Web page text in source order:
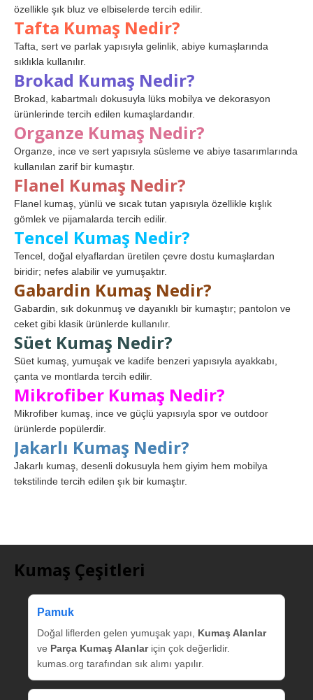
özellikle şık bluz ve elbiselerde tercih edilir.
Tafta Kumaş Nedir?
Tafta, sert ve parlak yapısıyla gelinlik, abiye kumaşlarında
sıklıkla kullanılır.
Brokad Kumaş Nedir?
Brokad, kabartmalı dokusuyla lüks mobilya ve dekorasyon
ürünlerinde tercih edilen kumaşlardandır.
Organze Kumaş Nedir?
Organze, ince ve sert yapısıyla süsleme ve abiye tasarımlarında
kullanılan zarif bir kumaştır.
Flanel Kumaş Nedir?
Flanel kumaş, yünlü ve sıcak tutan yapısıyla özellikle kışlık
gömlek ve pijamalarda tercih edilir.
Tencel Kumaş Nedir?
Tencel, doğal elyaflardan üretilen çevre dostu kumaşlardan
biridir; nefes alabilir ve yumuşaktır.
Gabardin Kumaş Nedir?
Gabardin, sık dokunmuş ve dayanıklı bir kumaştır; pantolon ve
ceket gibi klasik ürünlerde kullanılır.
Süet Kumaş Nedir?
Süet kumaş, yumuşak ve kadife benzeri yapısıyla ayakkabı,
çanta ve montlarda tercih edilir.
Mikrofiber Kumaş Nedir?
Mikrofiber kumaş, ince ve güçlü yapısıyla spor ve outdoor
ürünlerde popülerdir.
Jakarlı Kumaş Nedir?
Jakarlı kumaş, desenli dokusuyla hem giyim hem mobilya
tekstilinde tercih edilen şık bir kumaştır.
Kumaş Çeşitleri
Pamuk
Doğal liflerden gelen yumuşak yapı, Kumaş Alanlar
ve Parça Kumaş Alanlariçin çok değerlidir.
kumas.org tarafından sık alımı yapılır.